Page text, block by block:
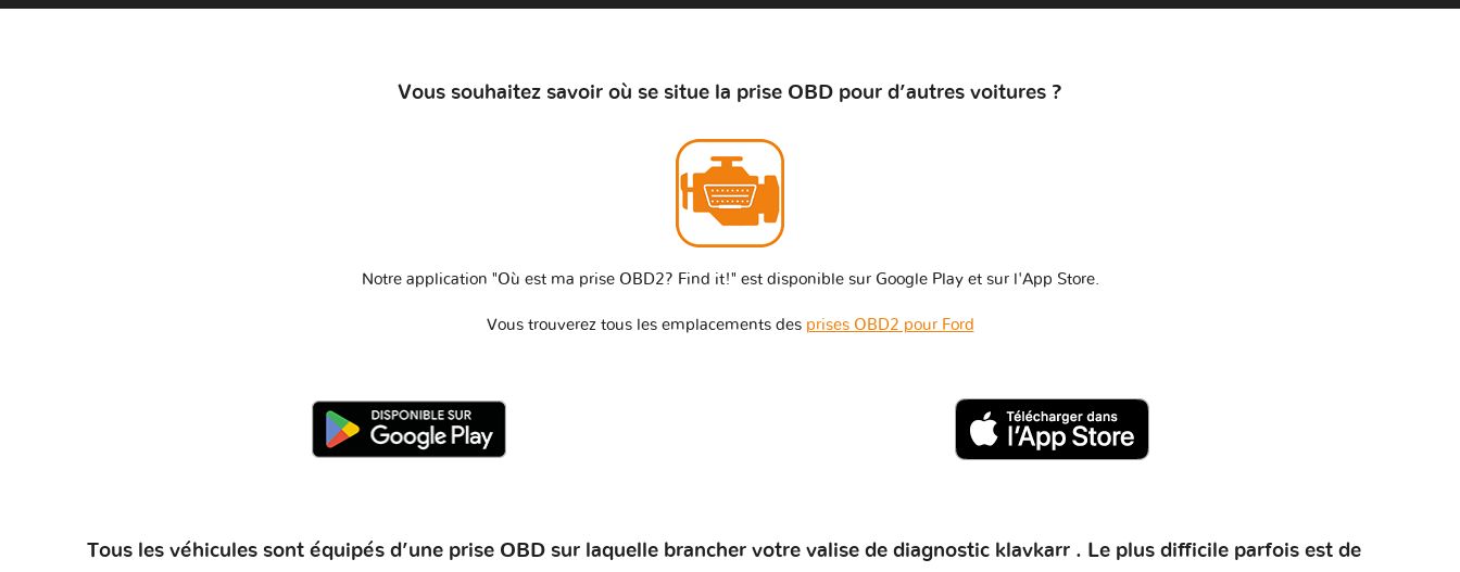
Vous souhaitez savoir où se situe la prise OBD pour d’autres voitures ?
Notre application "Où est ma prise OBD2? Find it!" est disponible sur Google Play et sur l'App Store.
Vous trouverez tous les emplacements des prises OBD2 pour Ford
Tous les véhicules sont équipés d’une prise OBD sur laquelle brancher votre valise de diagnostic klavkarr . Le plus difficile parfois est de